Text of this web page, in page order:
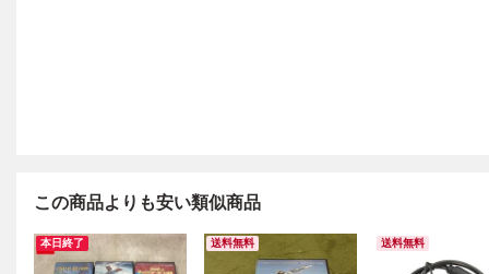
この商品よりも安い類似商品
本日終了 送料無料 送料無料